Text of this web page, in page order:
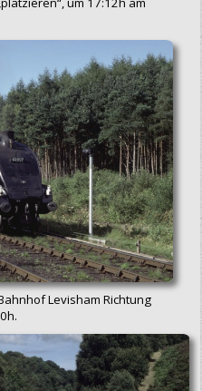
Levisham Richtung